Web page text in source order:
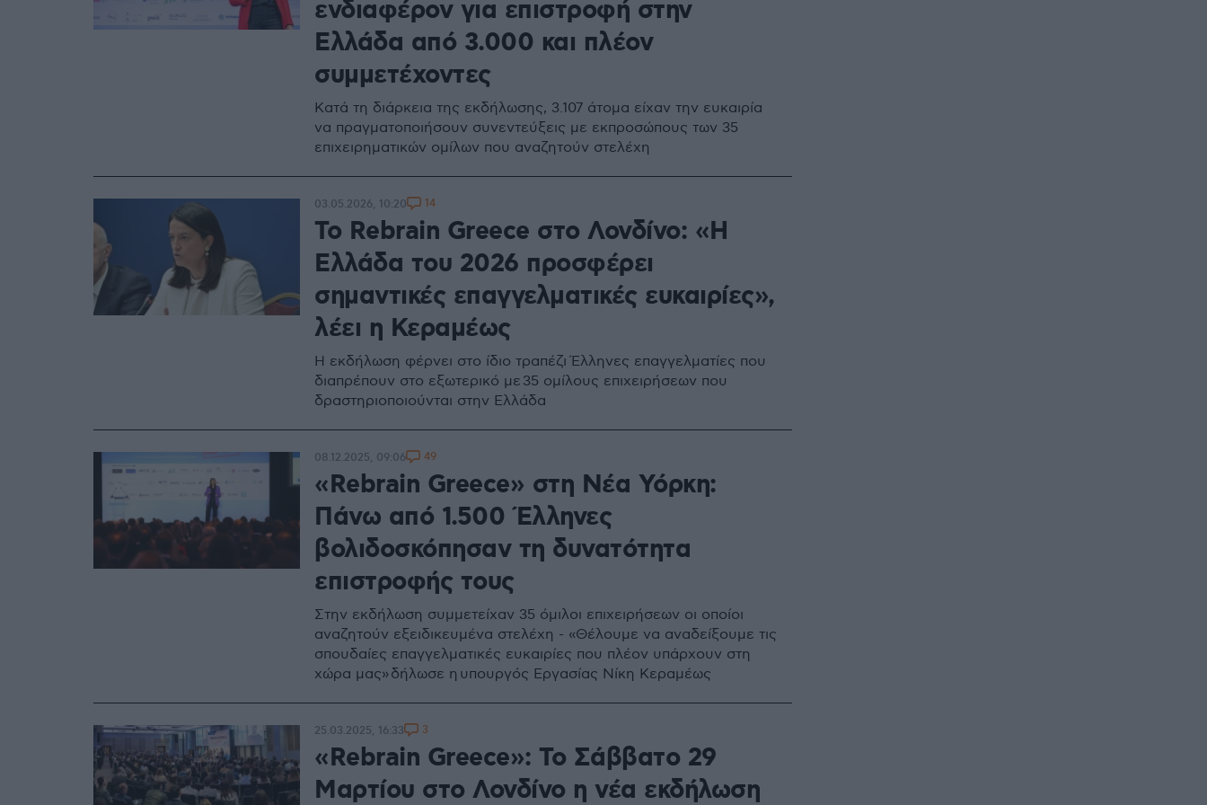
ενδιαφέρον για επιστροφή στην
Ελλάδα από 3.000 και πλέον
συμμετέχοντες
Κατά τη διάρκεια της εκδήλωσης, 3.107 άτομα είχαν την ευκαιρία
να πραγματοποιήσουν συνεντεύξεις με εκπροσώπους των 35
επιχειρηματικών ομίλων που αναζητούν στελέχη
Το Rebrain Greece στο Λονδίνο: «Η
Ελλάδα του 2026 προσφέρει
σημαντικές επαγγελματικές ευκαιρίες»,
λέει η Κεραμέως
Η εκδήλωση φέρνει στο ίδιο τραπέζι Έλληνες επαγγελματίες που
διαπρέπουν στο εξωτερικό με 35 ομίλους επιχειρήσεων που
δραστηριοποιούνται στην Ελλάδα
03.05.2026, 10:20 14
«Rebrain Greece» στη Νέα Υόρκη:
Πάνω από 1.500 Έλληνες
βολιδοσκόπησαν τη δυνατότητα
επιστροφής τους
Στην εκδήλωση συμμετείχαν 35 όμιλοι επιχειρήσεων οι οποίοι
αναζητούν εξειδικευμένα στελέχη - «Θέλουμε να αναδείξουμε τις
σπουδαίες επαγγελματικές ευκαιρίες που πλέον υπάρχουν στη
χώρα μας» δήλωσε η υπουργός Εργασίας Νίκη Κεραμέως
08.12.2025, 09:06 49
«Rebrain Greece»: Το Σάββατο 29
Μαρτίου στο Λονδίνο η νέα εκδήλωση
25.03.2025, 16:33 3